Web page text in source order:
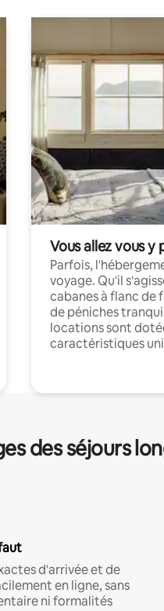
Vous allez vous y
Parfois,
voyage. Qu'il
cabanes à flanc de
de péniches
locations sont
caractéristiques
des séjours
d'arrivée et de
en ligne, sans
ni formalités